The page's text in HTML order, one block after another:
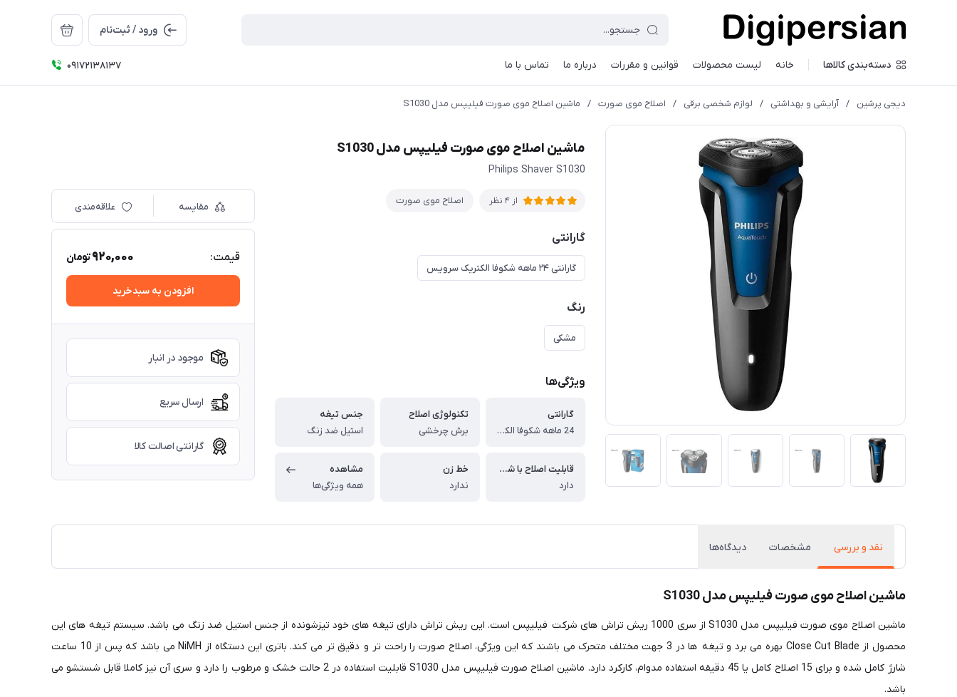
ورود / ثبت‌نام
دسته‌بندی کالاها خانه لیست محصولات قوانین و مقررات درباره ما تماس با ما 09172138137
دیجی پرشین / آرایشی و بهداشتی / لوازم شخصی برقی / اصلاح موی صورت / ماشین اصلاح موی صورت فیلیپس مدل S1030
ماشین اصلاح موی صورت فیلیپس مدل S1030
Philips Shaver S1030
از 4 نظر اصلاح موی صورت
گارانتی
گارانتی ۲۴ ماهه شکوفا الکتریک سرویس
رنگ
مشکی
ویژگی‌ها
گارانتی
24 ماهه شکوفا الکتریک سرویس
تکنولوژی اصلاح
برش چرخشی
جنس تیغه
استیل ضد زنگ
قابلیت اصلاح با شماره صفر
دارد
خط زن
ندارد
مشاهده
همه ویژگی‌ها
مقایسه علاقه‌مندی
قیمت: 920,000تومان
افزودن به سبدخرید
موجود در انبار
ارسال سریع
گارانتی اصالت کالا
نقد و بررسی مشخصات دیدگاه‌ها
ماشین اصلاح موی صورت فیلیپس مدل S1030
ماشین اصلاح موی صورت فیلیپس مدل S1030 از سری 1000 ریش تراش های شرکت فیلیپس است. این ریش تراش دارای تیغه های خود تیزشونده از جنس استیل ضد زنگ می باشد. سیستم تیغه های این
محصول از Close Cut Blade بهره می برد و تیغه ها در 3 جهت مختلف متحرک می باشند که این ویژگی، اصلاح صورت را راحت تر و دقیق تر می کند. باتری این دستگاه از NiMH می باشد که پس از 10 ساعت
شارژ کامل شده و برای 15 اصلاح کامل یا 45 دقیقه استفاده مدوام، کارکرد دارد. ماشین اصلاح صورت فیلیپس مدل S1030 قابلیت استفاده در 2 حالت خشک و مرطوب را دارد و سری آن نیز کاملا قابل شستشو می
باشد.